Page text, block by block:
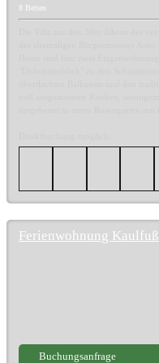
8 Betten
Ferienwohnung Kaulfuß
Buchungsanfrage